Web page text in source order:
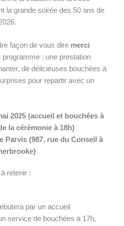
la grande soirée des 50 ans de
façon de vous dire merci
: une prestation
de délicieuses bouchées à
pour repartir avec un
2025 (accueil et bouchées à
la cérémonie à 18h)
Parvis (987, rue du Conseil à
retenir :
par un accueil
service de bouchées à 17h,